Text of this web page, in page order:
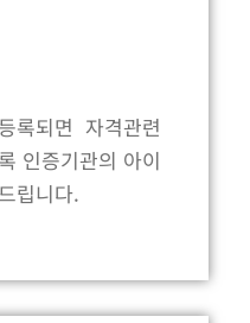
록되면 자격관련
인증기관의 아이
립니다.